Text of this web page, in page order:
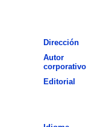
Dirección
Autor
corporativo
Editorial